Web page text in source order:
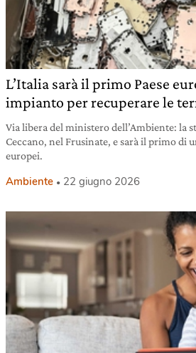
L’Italia sarà il primo Paese
impianto per recuperare le
Via libera del ministero dell’Ambiente: la
Ceccano, nel Frusinate, e sarà il primo di
europei.
Ambiente 22 giugno 2026